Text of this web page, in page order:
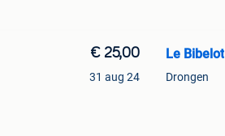
€ 25,00
31 aug 24
Le Bibelot
Drongen